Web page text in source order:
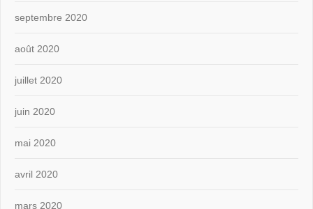
septembre 2020
août 2020
juillet 2020
juin 2020
mai 2020
avril 2020
mars 2020